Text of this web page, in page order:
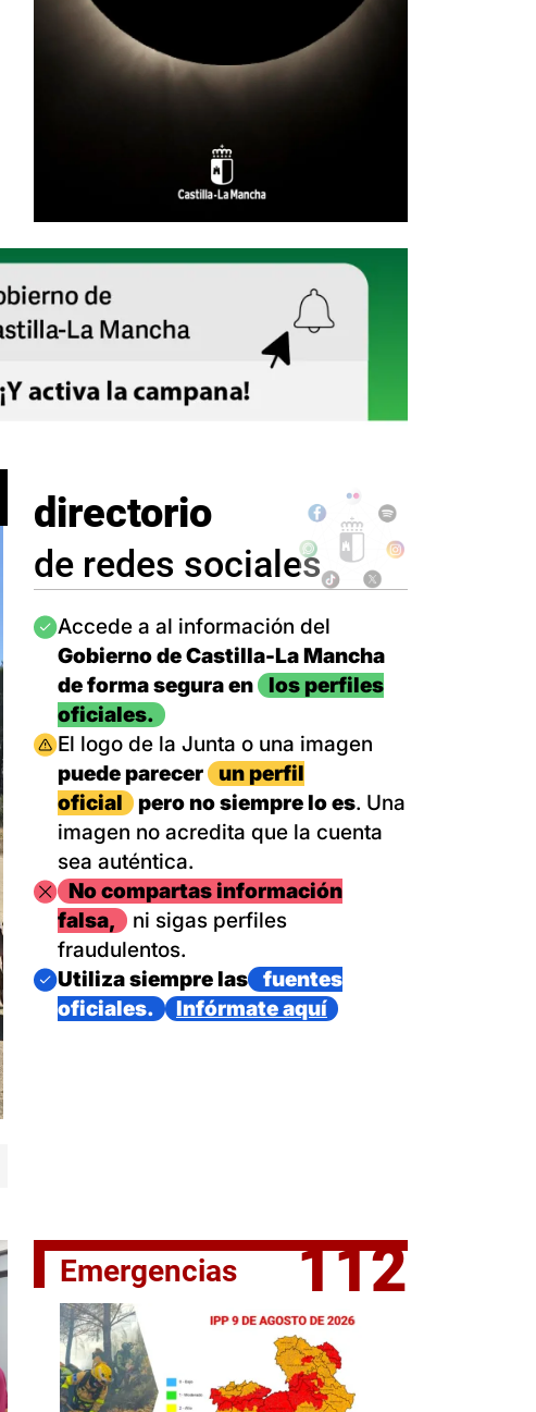
II Vuelta Ciclista CLM LEADER
directorio
de redes sociales
Imagen
Accede a al información del
Gobierno de Castilla-La Mancha
de forma segura en
los perfiles
oficiales.
Imagen
El logo de la Junta o una imagen
puede parecer
un perfil
oficial
pero no siempre lo es. Una
imagen no acredita que la cuenta
sea auténtica.
ImagenNo compartas información
falsa,
ni sigas perfiles
fraudulentos.
Imagen
Utiliza siempre las
fuentes
oficiales.
Infórmate aquí
Emergencias 112